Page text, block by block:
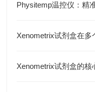
Physitemp温控仪：精
Xenometrix试剂盒在
Xenometrix试剂盒的核